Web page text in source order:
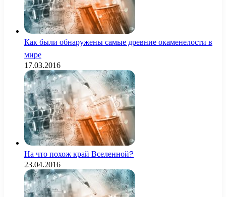
Как были обнаружены самые древние окаменелости в
мире
17.03.2016
На что похож край Вселенной?
23.04.2016